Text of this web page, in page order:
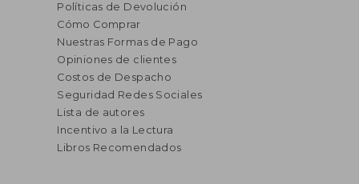
Políticas de Devolución
Cómo Comprar
Nuestras Formas de Pago
Opiniones de clientes
Costos de Despacho
Seguridad Redes Sociales
Lista de autores
Incentivo a la Lectura
Libros Recomendados